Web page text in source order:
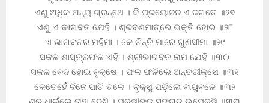
ଏଣୁ ଅଧିକ ଅନ୍ୟ ଗ୍ରନ୍ଥେ । କି ପ୍ରୟୋଜନ ଏ ଜଗତେ ॥୨୭
ଏଣୁ ଏ ଭାଗବତ ଯେହି । ଶ୍ରବଣମାତ୍ରେ ଭକ୍ତି ହୋଇ ॥୨୮
ଏ ଭାଗବତର ମହିମା । କେ ଚିନ୍ତି ପାରେ ଗୁଣସୀମା ॥୨୯
ସକଳ ଶାସ୍ତ୍ରଫଳ ଏହି । ଶ୍ରୀଭାଗବତ ନାମ ଯେହି ॥୩୦
ସକଳ ବେଦ ହୋଇ ବୃକ୍ଷେ । ଫଳ ଫଳିଲେ ଅନ୍ତରୀକ୍ଷେ ॥୩୧
କେତେହେଁ ଦିନେ ପାଚି ତଳେ । ବୃକ୍ଷୁ ପଡ଼ିଲେ ବାୟୁବଳେ ॥୩୨